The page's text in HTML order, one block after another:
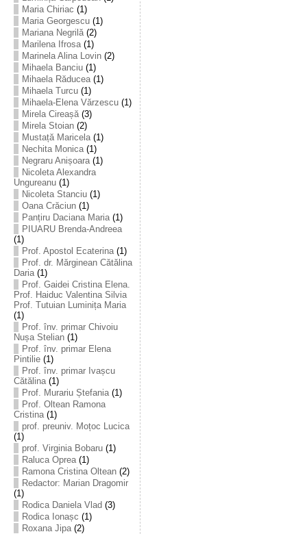
Maria Chiriac (1)
Maria Georgescu(1)
Mariana Negrilă(2)
Marilena Ifrosa(1)
Marinela Alina Lovin(2)
Mihaela Banciu(1)
Mihaela Răducea(1)
Mihaela Turcu(1)
Mihaela-Elena Vărzescu(1)
Mirela Cireașă(3)
Mirela Stoian(2)
Mustață Maricela(1)
Nechita Monica(1)
Negraru Anișoara(1)
Nicoleta Alexandra
Ungureanu(1)
Nicoleta Stanciu(1)
Oana Crăciun(1)
Panțiru Daciana Maria(1)
PIUARU Brenda-Andreea
(1)
Prof. Apostol Ecaterina(1)
Prof. dr. Mărginean Cătălina
Daria(1)
Prof. Gaidei Cristina Elena.
Prof. Haiduc Valentina Silvia
Prof. Tutuian Luminița Maria
(1)
Prof. înv. primar Chivoiu
Nușa Stelian(1)
Prof. înv. primar Elena
Pintilie(1)
Prof. înv. primar Ivașcu
Cătălina(1)
Prof. Murariu Ștefania(1)
Prof. Oltean Ramona
Cristina(1)
prof. preuniv. Moțoc Lucica
(1)
prof. Virginia Bobaru(1)
Raluca Oprea(1)
Ramona Cristina Oltean(2)
Redactor: Marian Dragomir
(1)
Rodica Daniela Vlad (3)
Rodica Ionașc (1)
Roxana Jipa(2)